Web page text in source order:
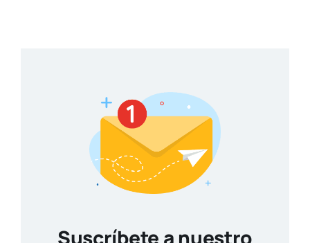
Suscríbete a nuestro